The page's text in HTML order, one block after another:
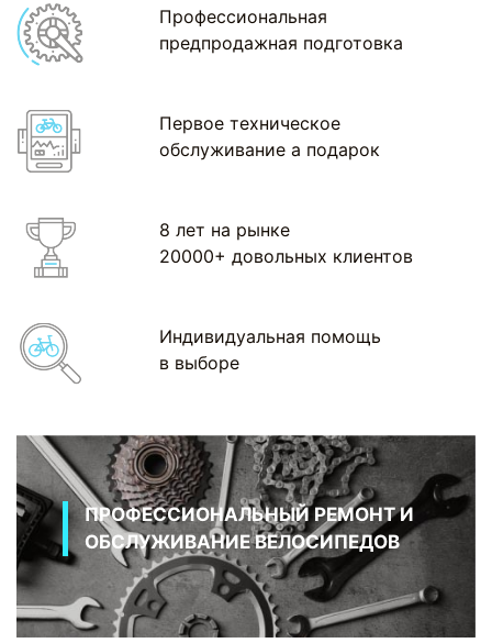
Профессиональная
предпродажная подготовка
Первое техническое
обслуживание а подарок
8 лет на рынке
20000+ довольных клиентов
Индивидуальная помощь
в выборе
ПРОФЕССИОНАЛЬНЫЙ РЕМОНТ И
ОБСЛУЖИВАНИЕ ВЕЛОСИПЕДОВ